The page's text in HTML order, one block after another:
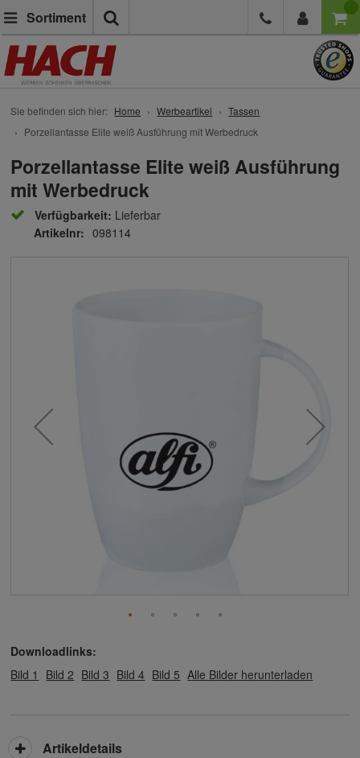
Sortiment
Sie befinden sich hier: Home Werbeartikel
Tassen
Porzellantasse Elite weiß Ausführung mit Werbedruck
Porzellantasse Elite weiß Ausführung
mit Werbedruck
Verfügbarkeit: Lieferbar
Artikelnr: 098114
Downloadlinks:
Bild 1
Bild 2 Bild 3 Bild 4 Bild 5 Alle Bilder herunterladen
Artikeldetails